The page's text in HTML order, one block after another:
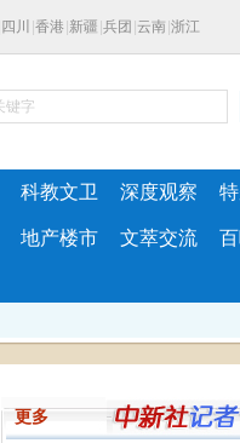
四川 香港 新疆 兵团 云南 浙江
科教文卫 深度观察
地产楼市 文萃交流
更多